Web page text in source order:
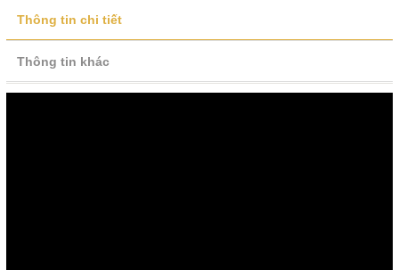
Thông tin chi tiết
Thông tin khác